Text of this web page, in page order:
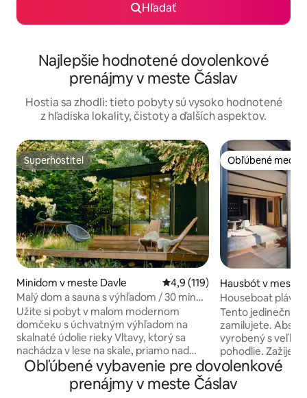
Hľadať
Najlepšie hodnotené dovolenkové
prenájmy v meste Čáslav
Hostia sa zhodli: tieto pobyty sú vysoko hodnotené
z hľadiska lokality, čistoty a ďalších aspektov.
Superhostiteľ
Superhostiteľ
Minidom v meste Davle Priemerné ohodnotenie 4,9 z
4,9 (119)
Malý dom a sauna s výhľadom / 30 minút
od Prahy
Užite si pobyt v malom modernom
domčeku s úchvatným výhľadom na
skalnaté údolie rieky Vltavy, ktorý sa
nachádza v lese na skale, priamo nad
ostrovom sv. Kiliána, kde bol v roku 999
založený jeden z prvých mužských
kláštorov v českých krajinách. K
Obľúbené medzi
Obľúbené medzi
Hausbót v meste
Houseboat
Tento jedinečný,
zamilujete.
vyrobený s
pohodlie.
pobyt a
loviť ryby, len
rýb alebo
Obľúbené vybavenie pre dovolenkové
prenájmy v meste Čáslav